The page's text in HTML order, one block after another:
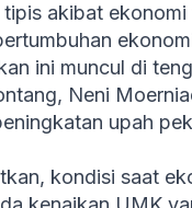
akibat
ini muncul di
Neni
upah
kondisi saat